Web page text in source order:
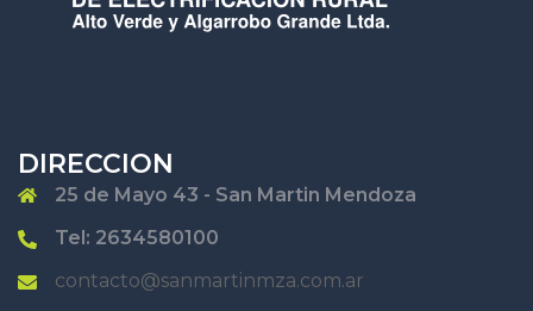
DIRECCION
25 de Mayo 43 - San Martin Mendoza
Tel: 2634580100
contacto@sanmartinmza.com.ar